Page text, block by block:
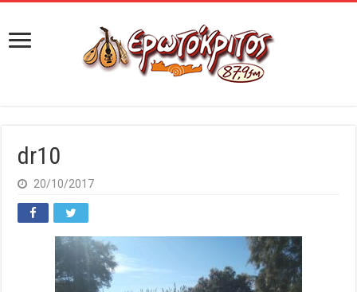
dr10
20/10/2017